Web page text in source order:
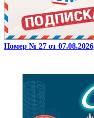
Номер № 27 от 07.08.2026